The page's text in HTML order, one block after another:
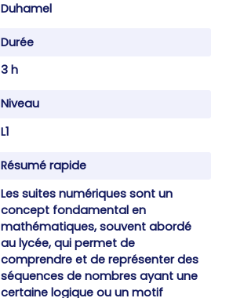
Duhamel
Durée
3 h
Niveau
L1
Résumé rapide
Les suites numériques sont un
concept fondamental en
mathématiques, souvent abordé
au lycée, qui permet de
comprendre et de représenter des
séquences de nombres ayant une
certaine logique ou un motif